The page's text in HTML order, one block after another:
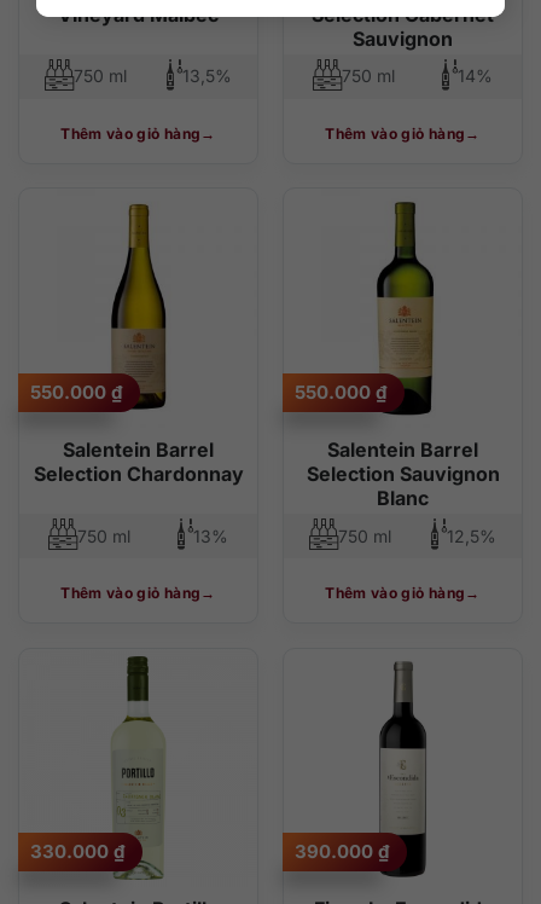
Vineyard Malbec
750 ml 13,5%
Thêm vào giỏ hàng
Selection Cabernet
Sauvignon
750 ml 14%
Thêm vào giỏ hàng
Salentein Barrel
Selection Chardonnay
550.000 ₫
750 ml 13%
Thêm vào giỏ hàng
Salentein Barrel
Selection Sauvignon
Blanc
550.000 ₫
750 ml 12,5%
Thêm vào giỏ hàng
330.000 ₫ 390.000 ₫